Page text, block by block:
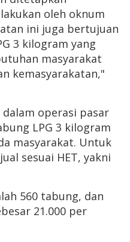
oleh oknum
ini juga bertujuan
3 kilogram yang
masyarakat
kemasyarakatan,"
operasi pasar
LPG 3 kilogram
masyarakat. Untuk
sesuai HET, yakni
560 tabung, dan
21.000 per